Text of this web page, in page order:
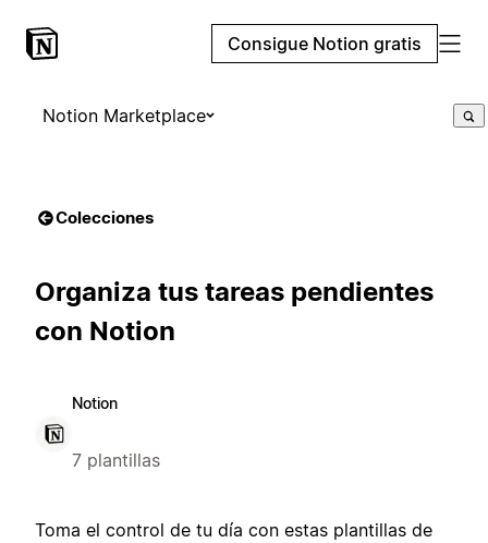
Consigue Notion gratis
Notion Marketplace
Colecciones
Organiza tus tareas pendientes
con Notion
Notion
7 plantillas
Toma el control de tu día con estas plantillas de